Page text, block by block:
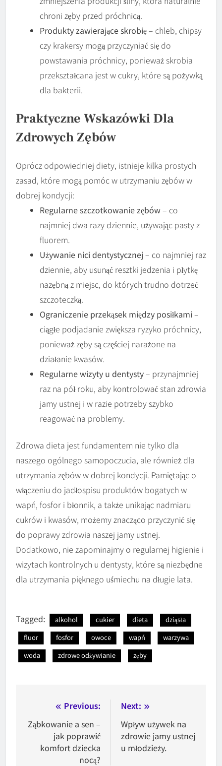
chroni zęby przed próchnicą.
Produkty zawierające skrobię– chleb, chipsy
czy krakersy mogą przyczyniać się do
powstawania próchnicy, ponieważ skrobia
przekształcana jest w cukry, które są pożywką
dla bakterii.
Praktyczne Wskazówki Dla
Zdrowych Zębów
Oprócz odpowiedniej diety, istnieje kilka prostych
zasad, które mogą pomóc w utrzymaniu zębów w
dobrej kondycji:
Regularne szczotkowanie zębów– co
najmniej dwa razy dziennie, używając pasty z
fluorem.
Używanie nici dentystycznej – co najmniej raz
dziennie, aby usunąć resztki jedzenia i płytkę
nazębną z miejsc, do których trudno dotrzeć
szczoteczką.
Ograniczenie przekąsek między posiłkami–
ciągłe podjadanie zwiększa ryzyko próchnicy,
ponieważ zęby są częściej narażone na
działanie kwasów.
Regularne wizyty u dentysty– przynajmniej
raz na pół roku, aby kontrolować stan zdrowia
jamy ustnej i w razie potrzeby szybko
reagować na problemy.
Zdrowa dieta jest fundamentem nie tylko dla
naszego ogólnego samopoczucia, ale również dla
utrzymania zębów w dobrej kondycji. Pamiętając o
włączeniu do jadłospisu produktów bogatych w
wapń, fosfor i błonnik, a także unikając nadmiaru
cukrów i kwasów, możemy znacząco przyczynić się
do poprawy zdrowia naszej jamy ustnej.
Dodatkowo, nie zapominajmy o regularnej higienie i
wizytach kontrolnych u dentysty, które są niezbędne
dla utrzymania pięknego uśmiechu na długie lata.
Tagged: alkohol cukier dieta
dziąsła
fluor
fosfor owoce wapń
warzywa
woda
zdrowe odżywianie zęby
Nawigacja
wpisu
Previous:
Ząbkowanie a sen –
jak poprawić
komfort dziecka
nocą?
Next:
Wpływ używek na
zdrowie jamy ustnej
u młodzieży.